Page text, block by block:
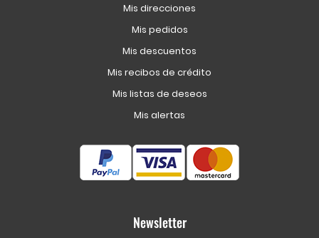
Mis direcciones
Mis pedidos
Mis descuentos
Mis recibos de crédito
Mis listas de deseos
Mis alertas
Newsletter